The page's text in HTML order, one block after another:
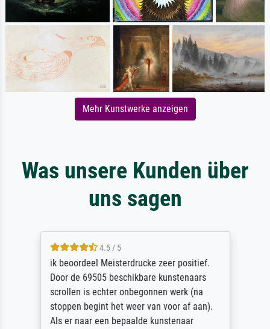
Mehr Kunstwerke anzeigen
Was unsere Kunden über
uns sagen
4.5 / 5
ik beoordeel Meisterdrucke zeer positief.
Door de 69505 beschikbare kunstenaars
scrollen is echter onbegonnen werk (na
stoppen begint het weer van voor af aan).
Als er naar een bepaalde kunstenaar